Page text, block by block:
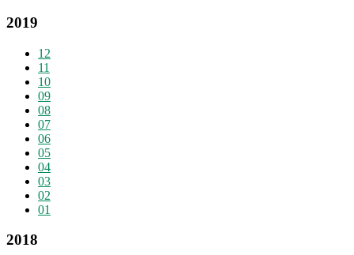
2019
12
11
10
09
08
07
06
05
04
03
02
01
2018